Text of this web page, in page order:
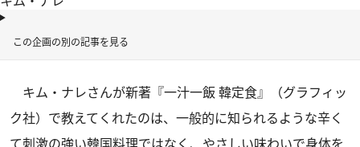
この企画の別の記事を見る
キム・ナレさんが新著 『一汁一飯 韓定食』
（グラフィッ
ク社）で教えてくれたのは、一般的に知られるような辛く